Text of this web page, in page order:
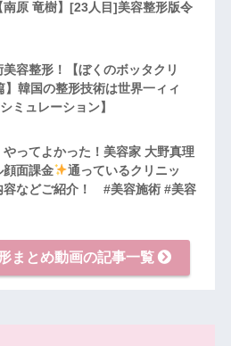
南原 竜樹】[23人目]美容整形版令
容整形！【ぼくのボッタクリ
】韓国の整形技術は世界一ィィ
ミュレーション】
やってよかった！美容家 大野真理
顔面課金
通っているクリニッ
容などご紹介！ #美容施術 #美容
まとめ動画の記事一覧